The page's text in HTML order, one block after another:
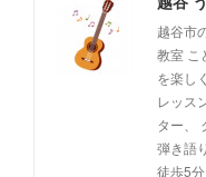
越谷市
教室 こ
を楽し
レッス
ター、
弾き語
徒歩5